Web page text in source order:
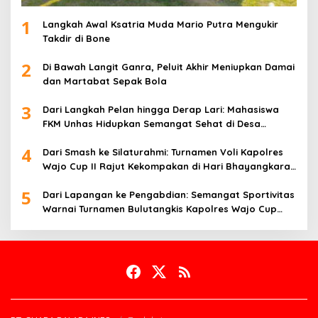
1
Langkah Awal Ksatria Muda Mario Putra Mengukir
Takdir di Bone
2
Di Bawah Langit Ganra, Peluit Akhir Meniupkan Damai
dan Martabat Sepak Bola
3
Dari Langkah Pelan hingga Derap Lari: Mahasiswa
FKM Unhas Hidupkan Semangat Sehat di Desa
4
Dari Smash ke Silaturahmi: Turnamen Voli Kapolres
Wajo Cup II Rajut Kekompakan di Hari Bhayangkara
5
Dari Lapangan ke Pengabdian: Semangat Sportivitas
Warnai Turnamen Bulutangkis Kapolres Wajo Cup